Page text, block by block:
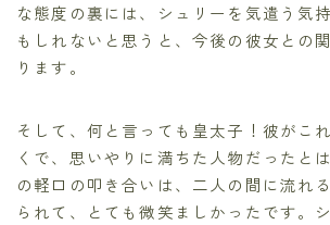
な態度の裏には、シュリーを気遣う気
もしれないと思うと、今後の彼女との
ります。
そして、何と言っても皇太子！彼がこ
くで、思いやりに満ちた人物だったと
の軽口の叩き合いは、二人の間に流れ
られて、とても微笑ましかったです。